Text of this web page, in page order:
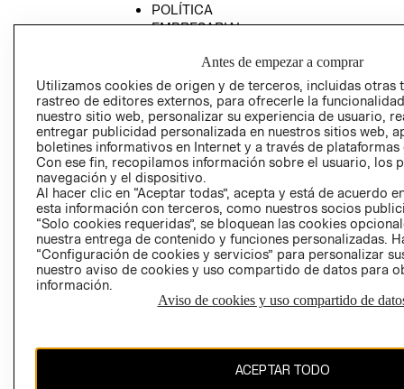
POLÍTICA
EMPRESARIAL
AVISO DE
PRIVACIDAD
GIFT CARD
Antes de empezar a comprar
Utilizamos cookies de origen y de terceros, incluidas otras
rastreo de editores externos, para ofrecerle la
nuestro sitio web, personalizar su experiencia de usuario,
entregar publicidad personalizada en nuestros sitios web,
boletines informativos en Internet y a través de plataformas
Con ese fin, recopilamos información sobre el usuario, los
navegación y el dispositivo.
Al hacer clic en “Aceptar todas”, acepta y está de acuerdo
esta información con terceros, como nuestros socios
“Solo cookies requeridas”, se bloquean las cookies
nuestra entrega de contenido y funciones personalizadas.
“Configuración de cookies y servicios” para personalizar
nuestro aviso de cookies y uso compartido de datos para
información.
Aviso de cookies y uso compartido de
ACEPTAR TODO